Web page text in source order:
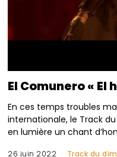
El Comunero «
En ces temps troubles
internationale, le Track
en lumière un chant
26 juin 2022 Track du